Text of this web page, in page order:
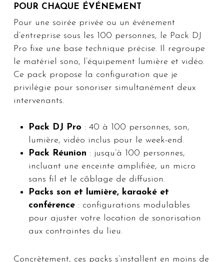
POUR CHAQUE ÉVÉNEMENT
Pour une soirée privée ou un événement
d’entreprise sous les 100 personnes, le Pack DJ
Pro fixe une base technique précise. Il regroupe
le matériel sono, l’équipement lumière et vidéo.
Ce pack propose la configuration que je
privilégie pour sonoriser simultanément deux
intervenants.
Pack DJ Pro : 40 à 100 personnes, son,
lumière, vidéo inclus pour le week-end.
Pack Réunion : jusqu’à 100 personnes,
incluant une enceinte amplifiée, un micro
sans fil et le câblage de diffusion.
Packs son et lumière, karaoké et
conférence: configurations modulables
pour ajuster votre location de sonorisation
aux contraintes du lieu.
Concrètement, ces packs s’installent en moins de